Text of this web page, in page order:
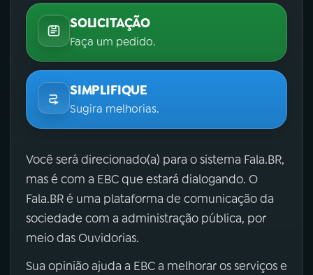
SOLICITAÇÃO
Faça um pedido.
SIMPLIFIQUE
Sugira melhorias.
Você será direcionado(a) para o sistema Fala.BR,
mas é com a EBC que estará dialogando. O
Fala.BR é uma plataforma de comunicação da
sociedade com a administração pública, por
meio das Ouvidorias.
Sua opinião ajuda a EBC a melhorar os serviços e